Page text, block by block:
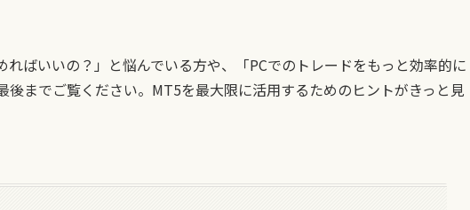
ればいいの？」と悩んでいる方や、「PCでのトレードをもっと効率的に
後までご覧ください。MT5を最大限に活用するためのヒントがきっと見